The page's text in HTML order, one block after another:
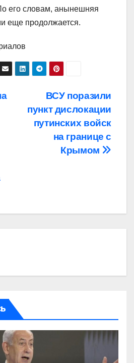
его словам, анынешняя
еще продолжается.
ВСУ поразили
пункт дислокации
путинских войск
на границе с
Крымом